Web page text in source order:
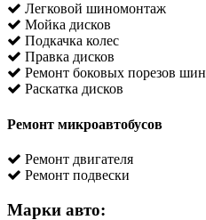
Легковой шиномонтаж
Мойка дисков
Подкачка колес
Правка дисков
Ремонт боковых порезов шин
Раскатка дисков
Ремонт микроавтобусов
Ремонт двигателя
Ремонт подвески
Марки авто: